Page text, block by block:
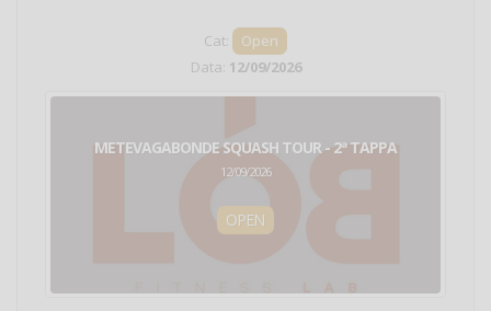
Cat:
Open
Data: 12/09/2026
METEVAGABONDE SQUASH TOUR - 2ª TAPPA
12/09/2026
OPEN